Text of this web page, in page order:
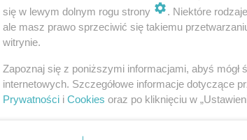
Polsat SuperHit Festival
Największe gwiazdy, gorące jubileusze,
Polsat zaprasza na swój festiwal do
się w lewym dolnym rogu strony
. Niektóre
ale masz prawo sprzeciwić się takiemu
witrynie.
Zapoznaj się z poniższymi informacjami, abyś
internetowych. Szczegółowe informacje dotyczące
Prywatności i Cookies oraz po kliknięciu w